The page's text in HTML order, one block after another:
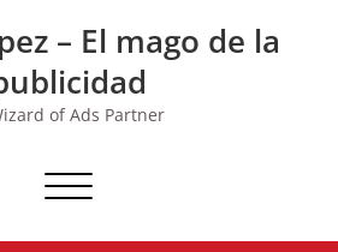
– El mago de la
of Ads Partner
Toggle navigation